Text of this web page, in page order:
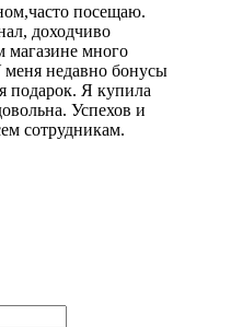
посещаю.
доходчиво
магазине много
недавно бонусы
подарок. Я купила
Успехов и
сотрудникам.